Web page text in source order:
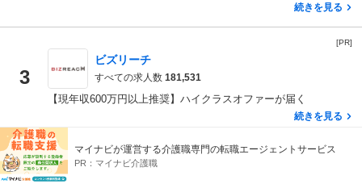
続きを見る
[PR]
3
ビズリーチ
すべての求人数 181,531
【現年収600万円以上推奨】ハイクラスオファーが届く
続きを見る
転職エージェント比較を見る
マイナビが運営する介護職専門の転職エージェントサービス
PR： マイナビ介護職